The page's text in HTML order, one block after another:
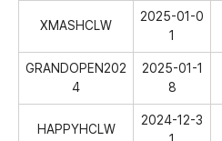
XMASHCLW
2025-01-0
1
GRANDOPEN202
4
2025-01-1
8
HAPPYHCLW
2024-12-3